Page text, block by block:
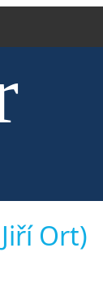
Ort)